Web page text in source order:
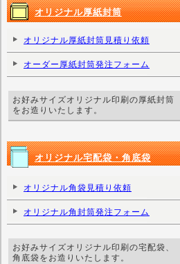
オリジナル厚紙封筒
オリジナル厚紙封筒見積り依頼
オーダー厚紙封筒発注フォーム
お好みサイズオリジナル印刷の厚紙封筒
をお造りいたします。
オリジナル宅配袋・角底袋
オリジナル角袋見積り依頼
オリジナル角封筒発注フォーム
お好みサイズオリジナル印刷の宅配袋、
角底袋をお造りいたします。